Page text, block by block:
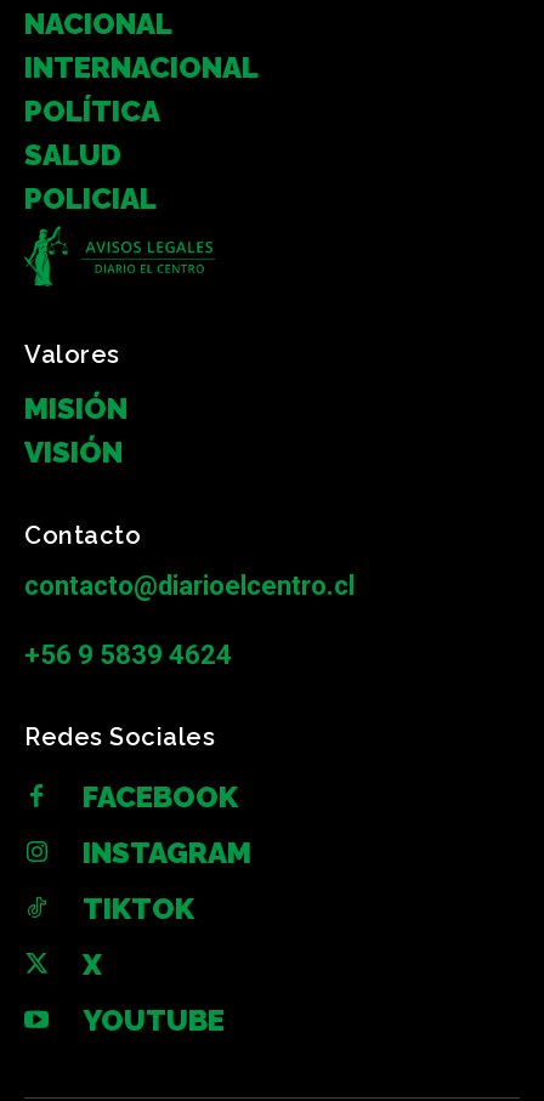
NACIONAL
INTERNACIONAL
POLÍTICA
SALUD
POLICIAL
Valores
MISIÓN
VISIÓN
Contacto
contacto@diarioelcentro.cl
+56 9 5839 4624
Redes Sociales
FACEBOOK
INSTAGRAM
TIKTOK
X
YOUTUBE